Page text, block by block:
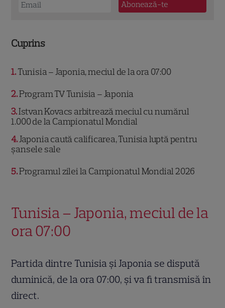
Cuprins
1 Tunisia – Japonia, meciul de la ora 07:00
2 Program TV Tunisia – Japonia
3 Istvan Kovacs arbitrează meciul cu numărul
1.000 de la Campionatul Mondial
4 Japonia caută calificarea, Tunisia luptă pentru
șansele sale
5 Programul zilei la Campionatul Mondial 2026
Tunisia – Japonia, meciul de la
ora 07:00
Partida dintre Tunisia și Japonia se dispută
duminică, de la ora 07:00, și va fi transmisă în
direct.